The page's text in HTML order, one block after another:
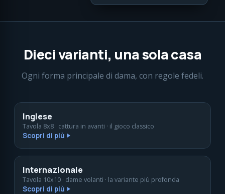
Dieci varianti, una sola casa
Ogni forma principale di dama, con regole fedeli.
Inglese
Tavola 8x8 · cattura in avanti · il gioco classico
Scopri di più
Internazionale
Tavola 10x10 · dame volanti · la variante più profonda
Scopri di più